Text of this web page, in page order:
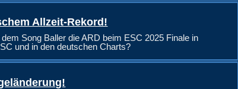
Allzeit-Rekord!
Song Baller die ARD beim ESC 2025 Finale in
und in den deutschen Charts?